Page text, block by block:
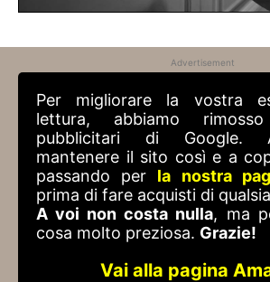
Advertisement
Per migliorare la vostra
lettura, abbiamo
pubblicitari di Google.
mantenere il sito così e a
passando per la nostra
prima di fare acquisti di
A voi non costa nulla, ma
cosa molto preziosa. Grazie!
Vai alla pagina